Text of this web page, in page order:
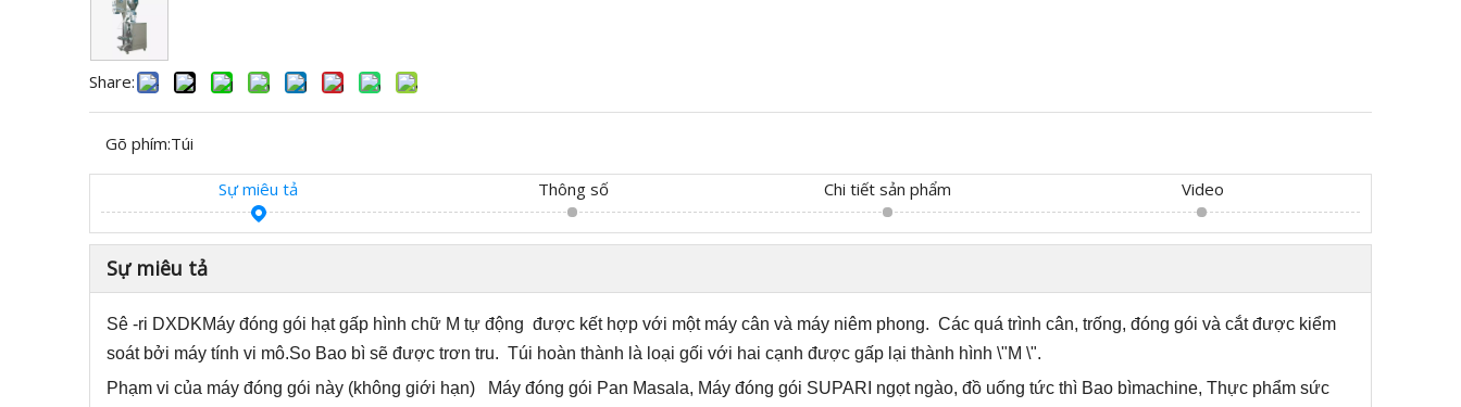
Share:
Gõ phím:Túi
Sự miêu tả Thông số Chi tiết sản phẩm Video
Sự miêu tả
Sê -ri DXDKMáy đóng gói hạt gấp hình chữ M tự động được kết hợp với một máy cân và máy niêm phong. Các quá trình cân, trống, đóng gói và cắt được kiểm
soát bởi máy tính vi mô.So Bao bì sẽ được trơn tru. Túi hoàn thành là loại gối với hai cạnh được gấp lại thành hình \"M \".
Phạm vi của máy đóng gói này (không giới hạn) Máy đóng gói Pan Masala, Máy đóng gói SUPARI ngọt ngào, đồ uống tức thì Bao bìmachine, Thực phẩm sức